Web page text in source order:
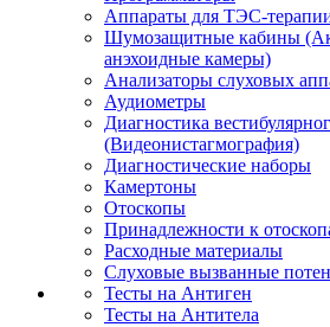
Аппараты для ТЭС-
Шумозащитные кабины
анэхоидные камеры)
Анализаторы слуховых
Аудиометры
Диагностика
(Видеонистагмография)
Диагностические наборы
Камертоны
Отоскопы
Принадлежности к
Расходные материалы
Слуховые вызванные
Тесты на Антиген
Тесты на Антитела